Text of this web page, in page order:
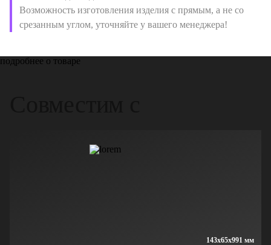
Возможность изготовления изделия с прямым, а не со
срезанным углом, уточняйте у вашего менеджера!
подробнее о товаре
143x65x991 мм